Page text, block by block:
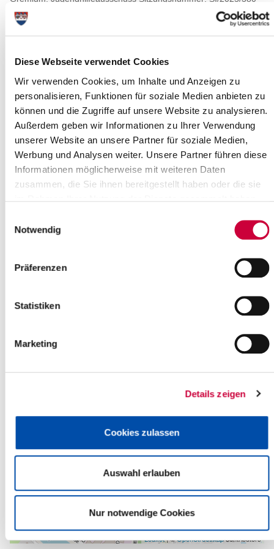
Diese Webseite verwendet Cookies
Wir verwenden Cookies, um Inhalte und Anzeigen zu
personalisieren, Funktionen für soziale Medien anbieten zu
können und die Zugriffe auf unsere Website zu analysieren.
Außerdem geben wir Informationen zu Ihrer Verwendung
unserer Website an unsere Partner für soziale Medien,
Werbung und Analysen weiter. Unsere Partner führen diese
Informationen möglicherweise mit weiteren Daten
zusammen, die Sie ihnen bereitgestellt haben oder die sie
Notwendig
Präferenzen
Statistiken
Marketing
Details zeigen
Cookies zulassen
Auswahl erlauben
Nur notwendige Cookies
Sachberarbeiter: Oliver Pietrzik
Wann?
Mittwoch, 03.09.2025
17:00 Uhr
Wo genau?
Muschelzimmer des Kreishauses (barrierefrei), Viktoriastraße
16/18 ,Itzehoe
Kategorie:
Sitzungstermine
Quelle
Kreis Steinburg
Viktoriastraße 16/18
Fax: 04821/69 231
info[at]die-netzwerkstatt.de
Leaflet| ©OpenStreetMapcontributors